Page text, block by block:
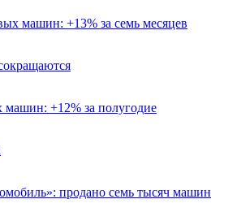
машин: +13% за семь месяцев
+12% за полугодие
продано семь тысяч машин